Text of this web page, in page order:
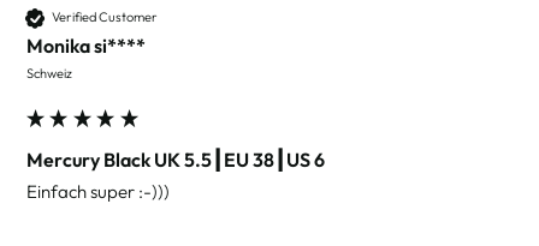
Verified Customer
Monika si****
Schweiz
Mercury Black UK 5.5┃EU 38┃US 6
Einfach super :-)))